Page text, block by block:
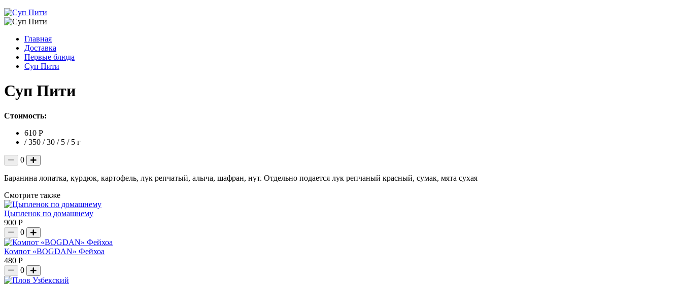
Главная
Доставка
Первые блюда
Суп Пити
Суп Пити
Стоимость:
610 Р
/ 350 / 30 / 5 / 5 г
0
Баранина лопатка, курдюк, картофель, лук репчатый, алыча, шафран, нут. Отдельно подается лук репчаный красный, сумак, мята сухая
Смотрите также
Цыпленок по домашнему
900 Р
0
Компот «BOGDAN» Фейхоа
480 Р
0